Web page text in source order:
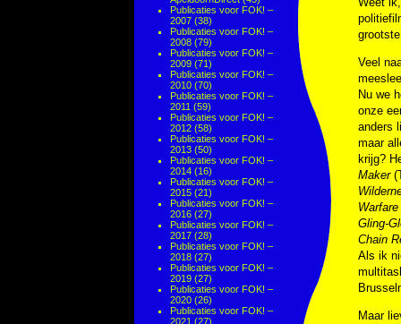
Publicaties voor FOK! –
2007 (38)
Publicaties voor FOK! –
2008 (79)
Publicaties voor FOK! –
2009 (71)
Publicaties voor FOK! –
2010 (70)
Publicaties voor FOK! –
2011 (59)
Publicaties voor FOK! –
2012 (58)
Publicaties voor FOK! –
2013 (50)
Publicaties voor FOK! –
2014 (16)
Publicaties voor FOK! –
2015 (21)
Publicaties voor FOK! –
2016 (27)
Publicaties voor FOK! –
2017 (28)
Publicaties voor FOK! –
2018 (27)
Publicaties voor FOK! –
2019 (27)
Publicaties voor FOK! –
2020 (26)
Publicaties voor FOK! –
2021 (27)
Veel
Nu we
onze
anders
maar
krijg?
Maker
Warfare
Gling-
Chain
Als ik
Maar